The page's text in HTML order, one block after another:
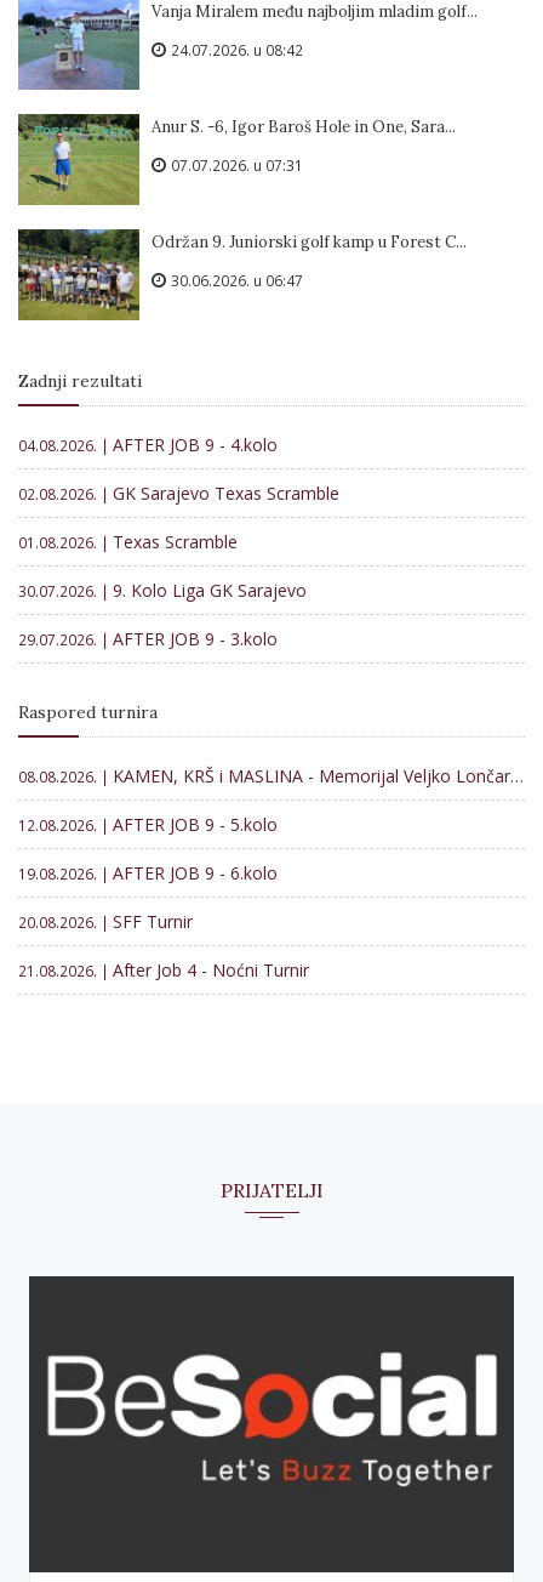
Vanja Miralem među najboljim mladim golf...
24.07.2026. u 08:42
Anur S. -6, Igor Baroš Hole in One, Sara...
07.07.2026. u 07:31
Održan 9. Juniorski golf kamp u Forest C...
30.06.2026. u 06:47
Zadnji rezultati
04.08.2026. | AFTER JOB 9 - 4.kolo
02.08.2026. | GK Sarajevo Texas Scramble
01.08.2026. | Texas Scramble
30.07.2026. | 9. Kolo Liga GK Sarajevo
29.07.2026. | AFTER JOB 9 - 3.kolo
Raspored turnira
08.08.2026. | KAMEN, KRŠ i MASLINA - Memorijal Veljko Lončar 2026
12.08.2026. | AFTER JOB 9 - 5.kolo
19.08.2026. | AFTER JOB 9 - 6.kolo
20.08.2026. | SFF Turnir
21.08.2026. | After Job 4 - Noćni Turnir
PRIJATELJI